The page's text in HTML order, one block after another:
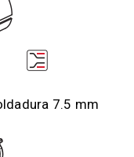
7.5 mm